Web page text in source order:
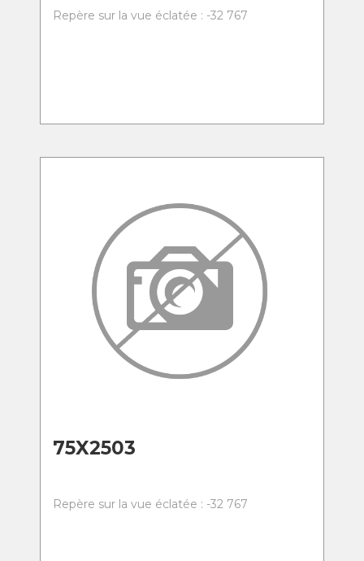
Repère sur la vue éclatée : -32 767
75X2503
Repère sur la vue éclatée : -32 767